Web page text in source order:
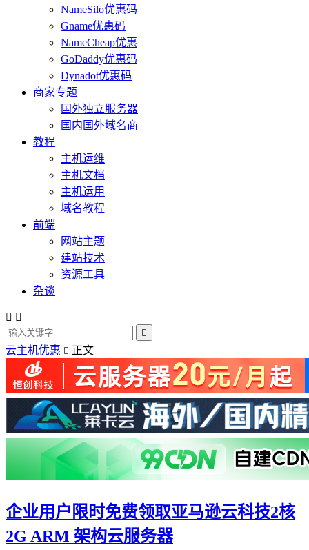
NameSilo优惠码
Gname优惠码
NameCheap优惠
GoDaddy优惠码
Dynadot优惠码
商家专题
国外独立服务器
国内国外域名商
教程
主机运维
主机文档
主机运用
域名教程
前端
网站主题
建站技术
资源工具
杂谈
 

云主机优惠  正文
企业用户限时免费领取亚马逊云科技2核
2G ARM 架构云服务器